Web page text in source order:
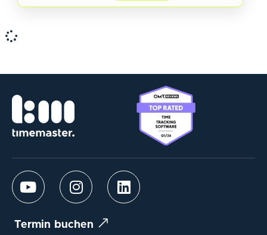
Termin buchen